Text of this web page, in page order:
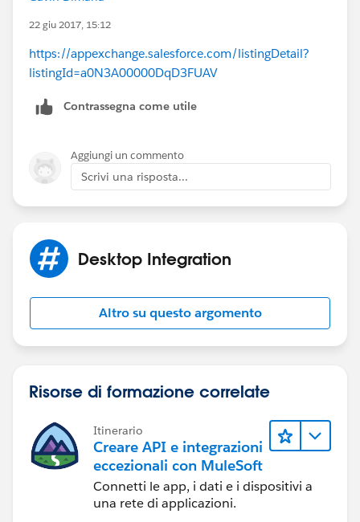
22 giu 2017, 15:12
https://appexchange.salesforce.com/listingDetail?
listingId=a0N3A00000DqD3FUAV
Contrassegna come utile
Aggiungi un commento
Scrivi una risposta...
Desktop Integration
Altro su questo argomento
Risorse di formazione correlate
Itinerario
Creare API e integrazioni
eccezionali con MuleSoft
Connetti le app, i dati e i dispositivi a
una rete di applicazioni.